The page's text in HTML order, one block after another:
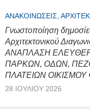
ΑΝΑΚΟΙΝΏΣΕΙΣ,
Γνωστοποίηση
Αρχιτεκτονικού
ΑΝΑΠΛΑΣΗ
ΠΑΡΚΩΝ, ΟΔΩΝ,
ΠΛΑΤΕΙΩΝ
28 ΙΟΥΛΊΟΥ 2026